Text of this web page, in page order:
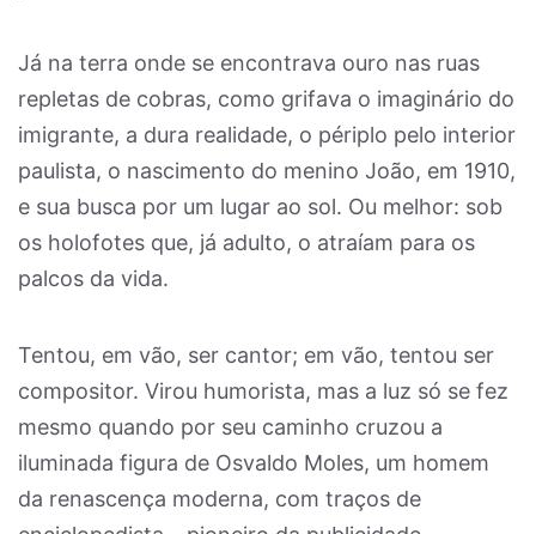
Já na terra onde se encontrava ouro nas ruas
repletas de cobras, como grifava o imaginário do
imigrante, a dura realidade, o périplo pelo interior
paulista, o nascimento do menino João, em 1910,
e sua busca por um lugar ao sol. Ou melhor: sob
os holofotes que, já adulto, o atraíam para os
palcos da vida.
Tentou, em vão, ser cantor; em vão, tentou ser
compositor. Virou humorista, mas a luz só se fez
mesmo quando por seu caminho cruzou a
iluminada figura de Osvaldo Moles, um homem
da renascença moderna, com traços de